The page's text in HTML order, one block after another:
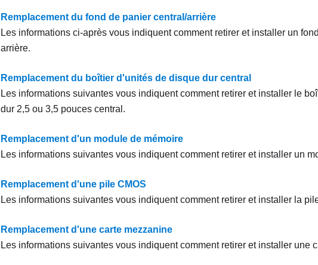
Remplacement du fond de panier central/arrière
Les informations ci-après vous indiquent comment retirer et installer un
arrière.
Remplacement du boîtier d'unités de disque dur central
Les informations suivantes vous indiquent comment retirer et installer le
dur 2,5 ou 3,5 pouces central.
Remplacement d'un module de mémoire
Les informations suivantes vous indiquent comment retirer et installer un
Remplacement d'une pile CMOS
Les informations suivantes vous indiquent comment retirer et installer la
Remplacement d'une carte mezzanine
Les informations suivantes vous indiquent comment retirer et installer une